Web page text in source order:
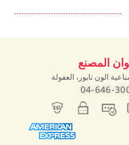
المصنع
الون تابور، العفولة
04-646-